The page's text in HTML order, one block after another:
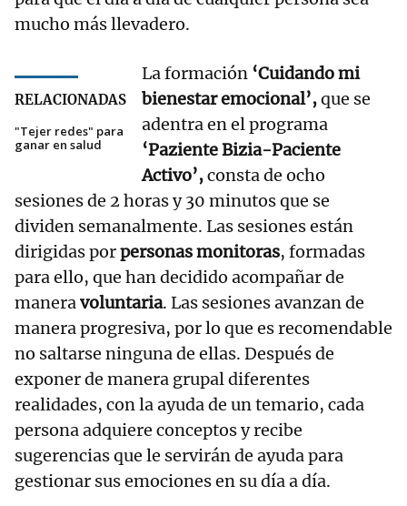
mucho más llevadero.
RELACIONADAS
"Tejer redes" para
ganar en salud
La formación ‘Cuidando mi
bienestar emocional’,que se
adentra en el programa
‘Paziente Bizia-Paciente
Activo’,consta de ocho
sesiones de 2 horas y 30 minutos que se
dividen semanalmente. Las sesiones están
dirigidas porpersonas monitoras, formadas
para ello, que han decidido acompañar de
maneravoluntaria. Las sesiones avanzan de
manera progresiva, por lo que es recomendable
no saltarse ninguna de ellas. Después de
exponer de manera grupal diferentes
realidades, con la ayuda de un temario, cada
persona adquiere conceptos y recibe
sugerencias que le servirán de ayuda para
gestionar sus emociones en su día a día.